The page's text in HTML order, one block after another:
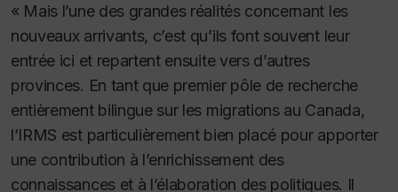
« Mais l’une des grandes réalités concernant les
nouveaux arrivants, c’est qu’ils font souvent leur
entrée ici et repartent ensuite vers d’autres
provinces. En tant que premier pôle de recherche
entièrement bilingue sur les migrations au Canada,
l’IRMS est particulièrement bien placé pour apporter
une contribution à l’enrichissement des
connaissances et à l’élaboration des politiques. Il